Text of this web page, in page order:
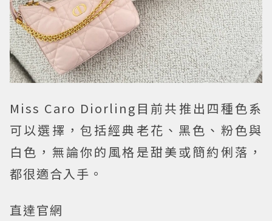
Miss Caro Diorling目前共推出四種色系
可以選擇，包括經典老花、黑色、粉色與
白色，無論你的風格是甜美或簡約俐落，
都很適合入手。
直達官網